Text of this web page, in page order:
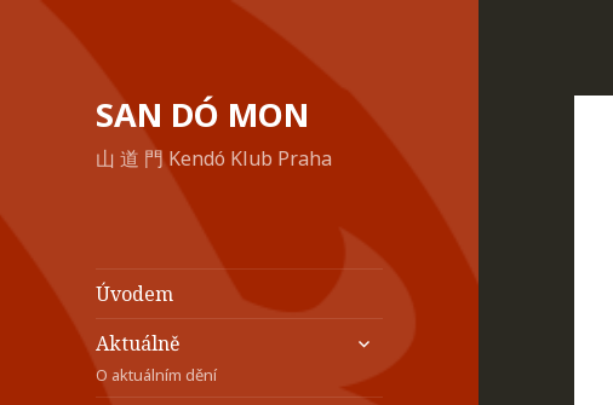
SAN DÓ MON
山 道 門 Kendó Klub Praha
Úvodem
Aktuálně
O aktuálním dění
zobrazit
podřazené
položky